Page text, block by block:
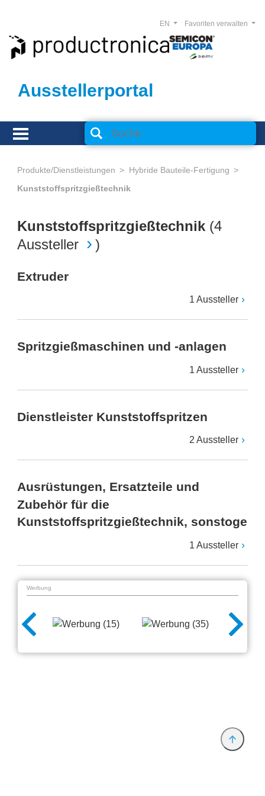
Ausstellerportal
Favoriten verwalten
EN
Produkte/Dienstleistungen
Hybride Bauteile-Fertigung
Kunststoffspritzgießtechnik
Kunststoffspritzgießtechnik (4
Aussteller
)
Extruder
1 Aussteller
Spritzgießmaschinen und -anlagen
1 Aussteller
Dienstleister Kunststoffspritzen
2 Aussteller
Ausrüstungen, Ersatzteile und
Zubehör für die
Kunststoffspritzgießtechnik, sonstoge
1 Aussteller
Werbung